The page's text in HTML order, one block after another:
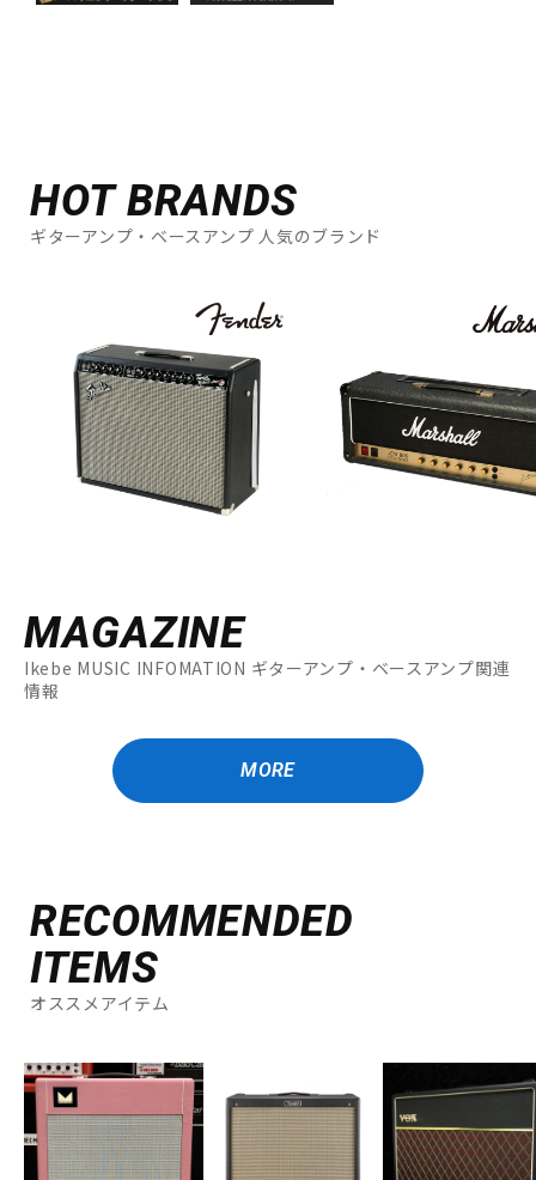
HOT BRANDS
ギターアンプ・ベースアンプ 人気のブランド
MAGAZINE
Ikebe MUSIC INFOMATION ギターアンプ・ベースアンプ関連
情報
MORE
RECOMMENDED
ITEMS
オススメアイテム